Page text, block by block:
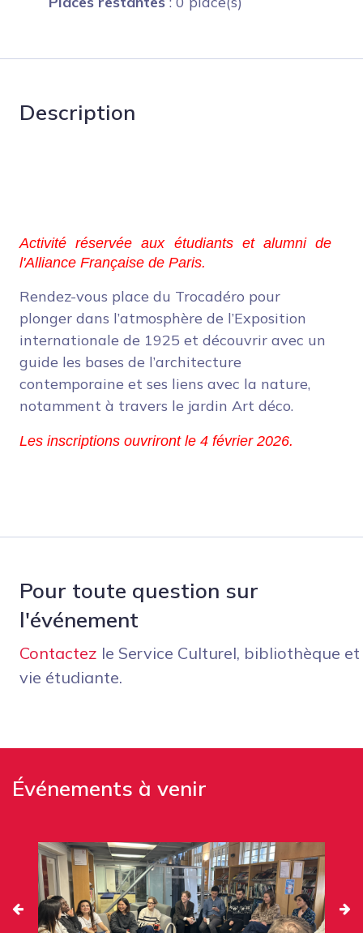
Description
Activité réservée aux étudiants et alumni de
l'Alliance Française de Paris.
Rendez-vous place du Trocadéro pour
plonger dans l’atmosphère de l’Exposition
internationale de 1925 et découvrir avec un
guide les bases de l’architecture
contemporaine et ses liens avec la nature,
notamment à travers le jardin Art déco.
Les inscriptions ouvriront le 4 février 2026.
Pour toute question sur
l'événement
Contactez le Service Culturel, bibliothèque et
vie étudiante.
Événements à venir